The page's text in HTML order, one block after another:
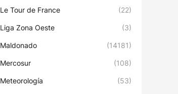
Le Tour de France (22)
Liga Zona Oeste (3)
Maldonado (14181)
Mercosur (108)
Meteorología (53)